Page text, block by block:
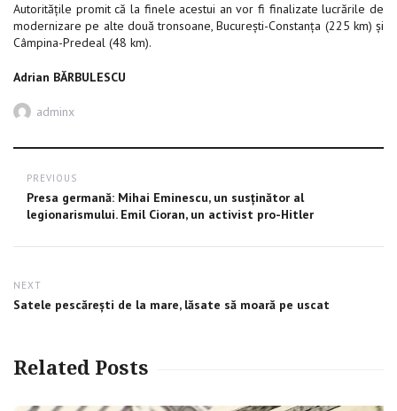
Autoritățile promit că la finele acestui an vor fi finalizate lucrările de
modernizare pe alte două tronsoane, București-Constanța (225 km) și
Câmpina-Predeal (48 km).
Adrian BĂRBULESCU
Author
adminx
Post
navigation
PREVIOUS
Previous
post:
Presa germană: Mihai Eminescu, un susţinător al
legionarismului. Emil Cioran, un activist pro-Hitler
NEXT
Next
Satele pescărești de la mare, lăsate să moară pe uscat
Related Posts